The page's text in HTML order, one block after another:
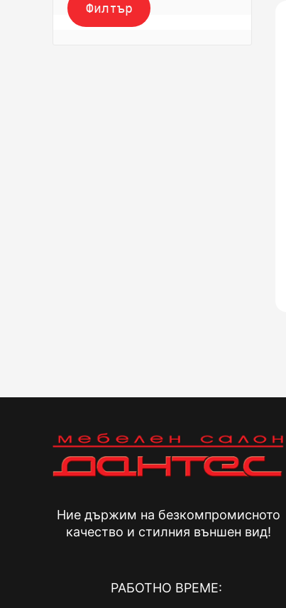
Филтър
Ние държим на безкомпромисното
качество и стилния външен вид!
РАБОТНО ВРЕМЕ: